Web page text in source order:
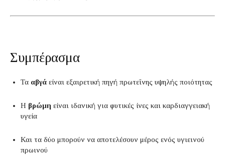
Συμπέρασμα
Τα αβγά είναι εξαιρετική πηγή πρωτεΐνης υψηλής ποιότητας
Η βρώμη είναι ιδανική για φυτικές ίνες και καρδιαγγειακή
υγεία
Και τα δύο μπορούν να αποτελέσουν μέρος ενός υγιεινού
πρωινού